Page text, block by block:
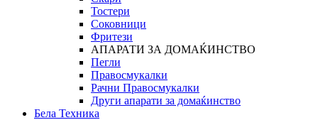
Тостери
Соковници
Фритези
АПАРАТИ ЗА ДОМАЌИНСТВО
Пегли
Правосмукалки
Рачни Правосмукалки
Други апарати за домаќинство
Бела Техника